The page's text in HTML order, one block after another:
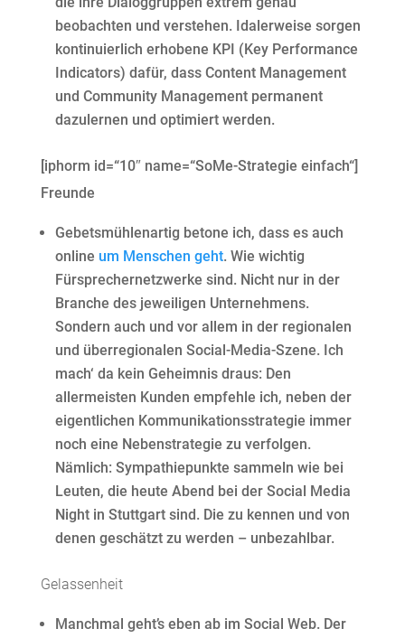
beobachten und verstehen. Idalerweise sorgen
kontinuierlich erhobene KPI (Key Performance
Indicators) dafür, dass Content Management
und Community Management permanent
dazulernen und optimiert werden.
[iphorm id=“10″ name=“SoMe-Strategie einfach“]
Freunde
Gebetsmühlenartig betone ich, dass es auch
online um Menschen geht. Wie wichtig
Fürsprechernetzwerke sind. Nicht nur in der
Branche des jeweiligen Unternehmens.
Sondern auch und vor allem in der regionalen
und überregionalen Social-Media-Szene. Ich
mach‘ da kein Geheimnis draus: Den
allermeisten Kunden empfehle ich, neben der
eigentlichen Kommunikationsstrategie immer
noch eine Nebenstrategie zu verfolgen.
Nämlich: Sympathiepunkte sammeln wie bei
Leuten, die heute Abend bei der Social Media
Night in Stuttgart sind. Die zu kennen und von
denen geschätzt zu werden – unbezahlbar.
Gelassenheit
Manchmal geht’s eben ab im Social Web. Der